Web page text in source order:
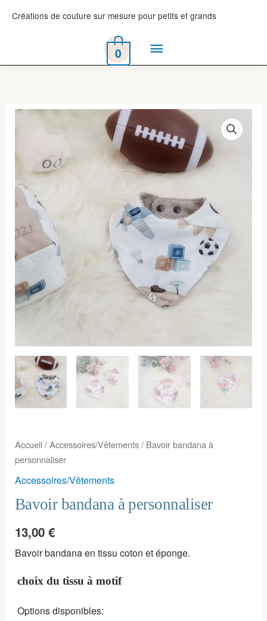
Créations de couture sur mesure pour petits et grands
Menu
0
Accueil/Accessoires/Vêtements/ Bavoir bandana à
personnaliser
Accessoires/Vêtements
Bavoir bandana à personnaliser
13,00 €
Bavoir bandana en tissu coton et éponge.
choix du tissu à motif
Options disponibles: